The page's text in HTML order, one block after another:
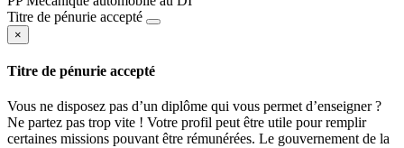
Titre de pénurie accepté
×
Titre de pénurie accepté
Vous ne disposez pas d’un diplôme qui vous permet d’enseigner ?
Ne partez pas trop vite ! Votre profil peut être utile pour remplir
certaines missions pouvant être rémunérées. Le gouvernement de la